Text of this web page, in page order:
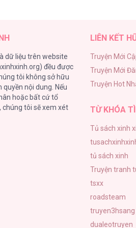
Thuyết Tình Yêu Ích Kỷ [...] – Chap
Thuyết Tình Yêu Ích Kỷ [...] – Chap
dữ liệu trên website
đều được
tôi không sở hữu
nội dung. Nếu
hoặc bất cứ tổ
chúng tôi sẽ xem xét
LIÊN KẾT
Truyện Mới
Truyện Mới
Truyện Hot
TỪ KHÓA
Tủ sách xinh
tủ sách xinh
Truyện tranh
tsxx
roadsteam
truyen3hsang
dualeotruyen